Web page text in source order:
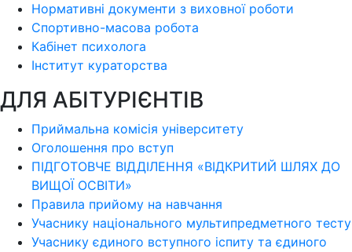
Нормативні документи з виховної роботи
Спортивно-масова робота
Кабінет психолога
Інститут кураторства
ДЛЯ АБІТУРІЄНТІВ
Приймальна комісія університету
Оголошення про вступ
ПІДГОТОВЧЕ ВІДДІЛЕННЯ «ВІДКРИТИЙ ШЛЯХ ДО
ВИЩОЇ ОСВІТИ»
Правила прийому на навчання
Учаснику національного мультипредметного тесту
Учаснику єдиного вступного іспиту та єдиного